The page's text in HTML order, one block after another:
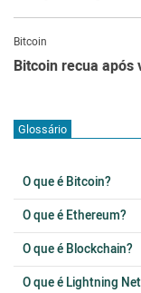
Bitcoin
Bitcoin recua após
Glossário
O que é Bitcoin?
O que é Ethereum?
O que é Blockchain?
O que é Lightning